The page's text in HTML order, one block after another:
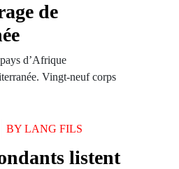
de
d’Afrique
Vingt-neuf corps
BYLANG FILS
listent